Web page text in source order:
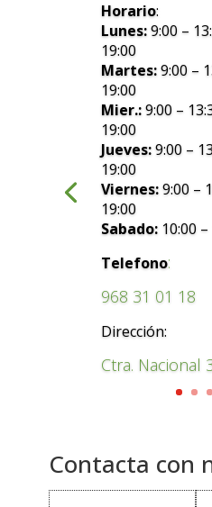
Horario:
Lunes:9:00 –
19:00
Martes:9:00 –
19:00
Mier.:9:00 –
19:00
Jueves:9:00 –
19:00
Viernes:9:00 –
19:00
Sabado: 10:00
Telefono:
968 31 01 18
Dirección:
Ctra. Nacional
Contacta con